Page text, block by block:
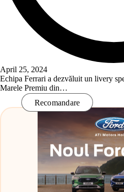
April 25, 2024
Echipa Ferrari a dezvăluit un livery
Marele Premiu din…
Read More
Recomandare